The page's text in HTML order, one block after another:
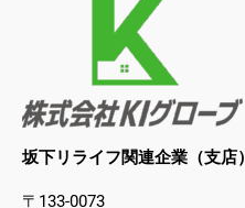
坂下リライフ関連企業（支店）
〒133-0073